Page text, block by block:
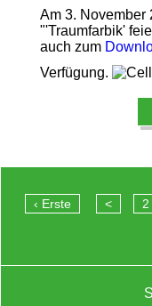
Am 3. November
"'Traumfarbik'
auch zum
Verfügung.
‹ Erste < 2